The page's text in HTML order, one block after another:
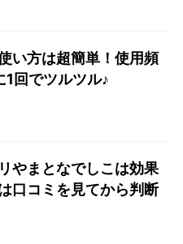
い方は超簡単！使用頻
1回でツルツル♪
やまとなでしこは効果
口コミを見てから判断